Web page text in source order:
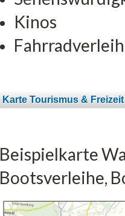
Kinos
Karte Tourismus & Freizeit
Beispielkarte
Bootsverleihe,